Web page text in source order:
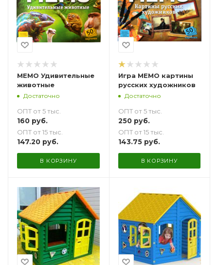
МЕМО Удивительные
животные
Достаточно
ОПТ от 5 тыс.
160 руб.
ОПТ от 15 тыс.
147.20 руб.
В КОРЗИНУ
Игра МЕМО картины
русских художников
Достаточно
ОПТ от 5 тыс.
250руб.
ОПТ от 15 тыс.
143.75руб.
В КОРЗИНУ